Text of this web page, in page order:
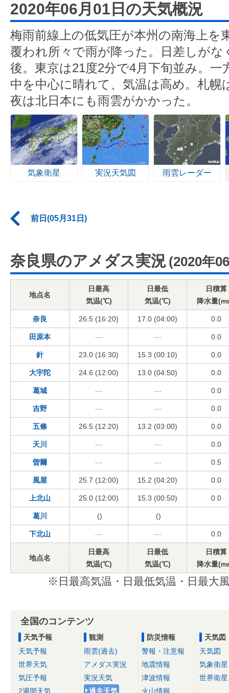
2020年06月01日の天気概況
梅雨前線上の低気圧が本州の南海上を
覆われ所々で雨が降った。日差しがな
後。東京は21度2分で4月下旬並み。一
中を中心に晴れて、気温は高め。札幌
夜は北日本にも雨雲がかかった。
気象衛星 実況天気図 雨雲レーダー
前日(05月31日)
奈良県のアメダス実況 (2020年
地点名
日最高
気温(℃)
日最低
気温(℃)
日積算
降水量
奈良 26.5 (16:20) 17.0 (04:00) 0.0
田原本 --- --- 0.0
針 23.0 (16:30) 15.3 (00:10) 0.0
大宇陀 24.6 (12:00) 13.0 (04:50) 0.0
葛城 --- --- 0.0
吉野 --- --- 0.0
五條 26.5 (12:20) 13.2 (03:00) 0.0
天川 --- --- 0.0
曽爾 --- --- 0.5
風屋 25.7 (12:00) 15.2 (04:20) 0.0
上北山 25.0 (12:00) 15.3 (00:50) 0.0
葛川 () ()
下北山 --- --- 0.0
地点名
日最高
気温(℃)
日最低
気温(℃)
日積算
降水量
※日最高気温・日最低気温・日最大
全国のコンテンツ
天気予報
天気予報
世界天気
気圧予報
2週間天気
観測
雨雲(過去)
アメダス実況
実況天気
過去天気
防災情報
警報・注意報
地震情報
津波情報
火山情報
天気図
天気図
気象衛星
世界衛星